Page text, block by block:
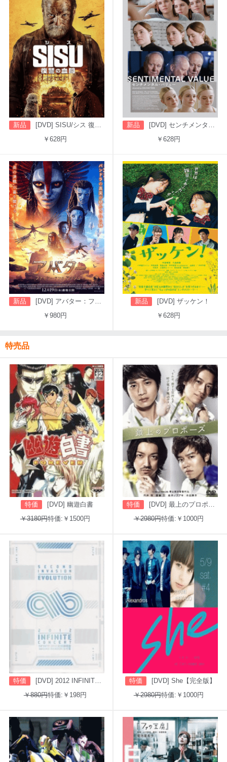
新品
[DVD] SISU/シス 復讐の血闘（字幕版）
￥628円
新品
[DVD] センチメンタル・バリュー
￥628円
新品
[DVD] アバター：ファイヤー・アンド・アッシュ
￥980円
新品
[DVD] ザッケン！
￥628円
特売品
特価
[DVD] 幽遊白書
￥3180円特価:￥1500円
特価
[DVD] 最上のプロポーズ
￥2980円特価:￥1000円
特価
[DVD] 2012 INFINITE CONCERT SECOND INVASION: EVOLUTION
￥880円特価:￥198円
特価
[DVD] She【完全版】
￥2980円特価:￥1000円